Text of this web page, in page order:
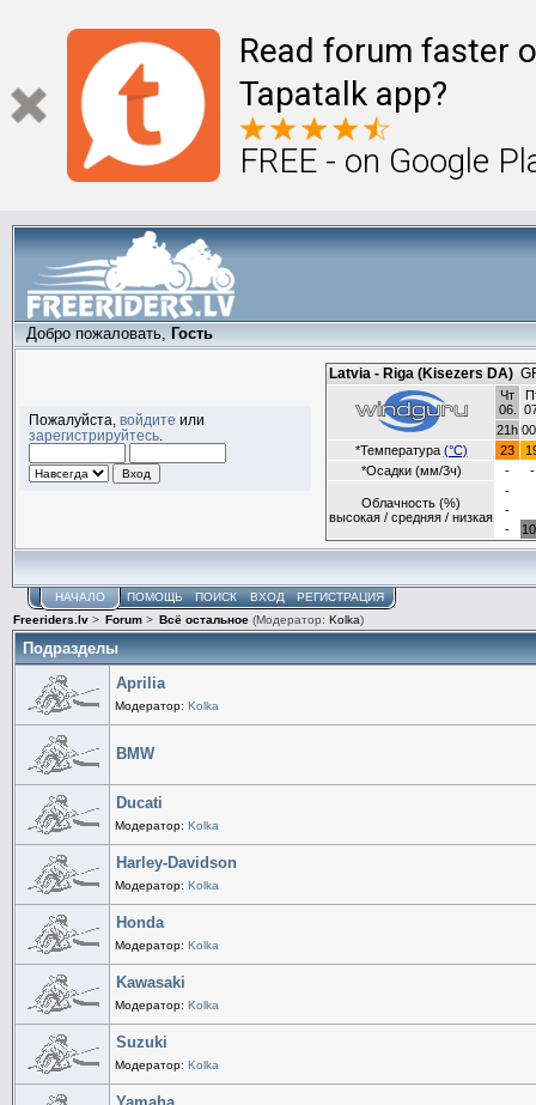
Read forum faster
Tapatalk app?
FREE - on Google
Добро пожаловать, Гость
Пожалуйста, войдите или
зарегистрируйтесь.
НАЧАЛО ПОМОЩЬ ПОИСК ВХОД
РЕГИСТРАЦИЯ
Freeriders.lv > Forum > Всё остальное (Модератор: Kolka)
Подразделы
Aprilia
Модератор: Kolka
BMW
Ducati
Модератор: Kolka
Harley-Davidson
Модератор: Kolka
Honda
Модератор: Kolka
Kawasaki
Модератор: Kolka
Suzuki
Модератор: Kolka